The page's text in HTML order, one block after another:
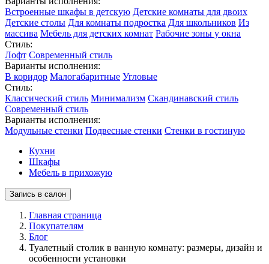
Встроенные шкафы в детскую Детские комнаты для двоих
Детские столы Для комнаты подростка Для школьников Из
массива Мебель для детских комнат Рабочие зоны у окна
Стиль:
Лофт Современный стиль
Варианты исполнения:
В коридор Малогабаритные Угловые
Стиль:
Классический стиль Минимализм Скандинавский стиль
Современный стиль
Варианты исполнения:
Модульные стенки Подвесные стенки Стенки в гостиную
Кухни
Шкафы
Мебель в прихожую
Запись в салон
Главная страница
Покупателям
Блог
Туалетный столик в ванную комнату: размеры, дизайн и
особенности установки